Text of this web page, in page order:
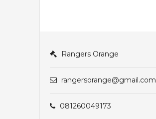
Rangers Orange
rangersorange@gmail.com
081260049173